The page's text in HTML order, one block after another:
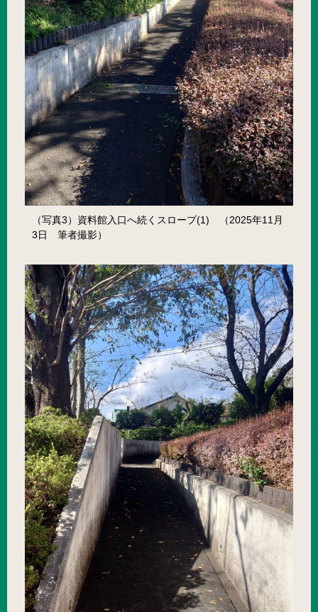
（写真3）資料館入口へ続くスロープ(1) （2025年11月
3日 筆者撮影）